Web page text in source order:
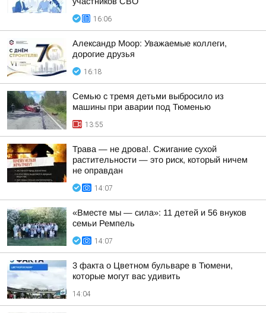
16:06
Александр Моор: Уважаемые коллеги,
дорогие друзья
16:18
Семью с тремя детьми выбросило из
машины при аварии под Тюменью
13:55
Трава — не дрова!. Сжигание сухой
растительности — это риск, который ничем
не оправдан
14:07
«Вместе мы — сила»: 11 детей и 56 внуков
семьи Ремпель
14:07
3 факта о Цветном бульваре в Тюмени,
которые могут вас удивить
14:04